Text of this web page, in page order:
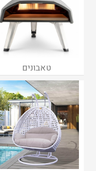
טאבונים